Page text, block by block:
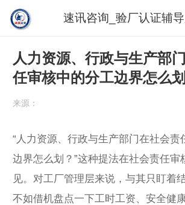
速讯咨询_验厂认证辅
人力资源、行政与生产部
任审核中的分工边界怎么
来源：
“人力资源、行政与生产部门在社会责
边界怎么划？”这种提法在社会责任审
见。对工厂管理层来说，与其只盯着
不如借机盘点一下工时工资、安全健